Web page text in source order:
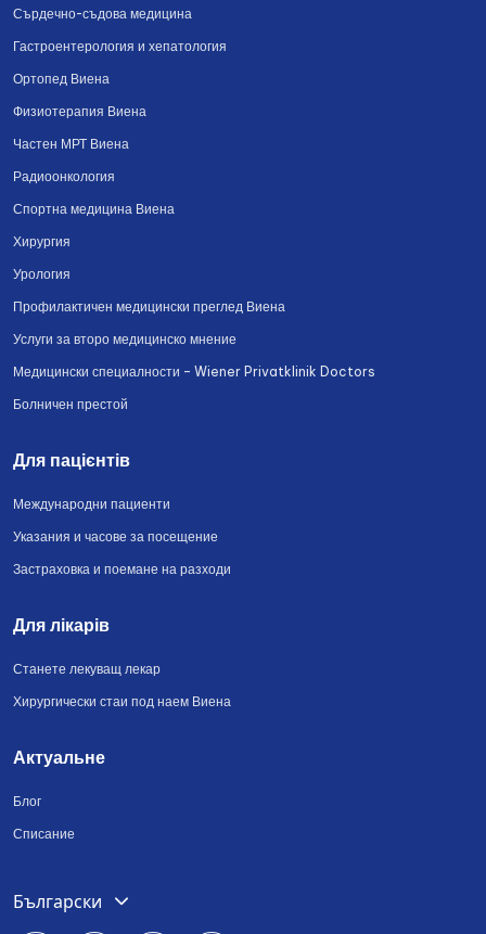
Сърдечно-съдова медицина
Гастроентерология и хепатология
Ортопед Виена
Физиотерапия Виена
Частен МРТ Виена
Радиоонкология
Спортна медицина Виена
Хирургия
Урология
Профилактичен медицински преглед Виена
Услуги за второ медицинско мнение
Медицински специалности – Wiener Privatklinik Doctors
Болничен престой
Для пацієнтів
Международни пациенти
Указания и часове за посещение
Застраховка и поемане на разходи
Для лікарів
Станете лекуващ лекар
Хирургически стаи под наем Виена
Актуальне
Блог
Списание
Български
Deutsch